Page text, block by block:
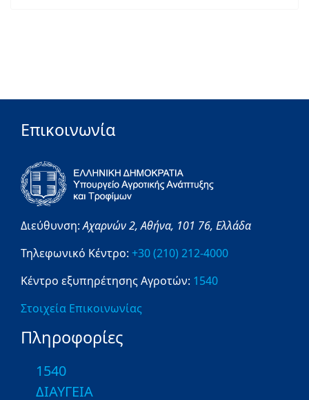
Επικοινωνία
Διεύθυνση:Αχαρνών 2,Αθήνα, 101 76, Ελλάδα
Τηλεφωνικό Κέντρο: +30 (210) 212-4000
Κέντρο εξυπηρέτησης Αγροτών: 1540
Στοιχεία Επικοινωνίας
Πληροφορίες
1540
ΔΙΑΥΓΕΙΑ